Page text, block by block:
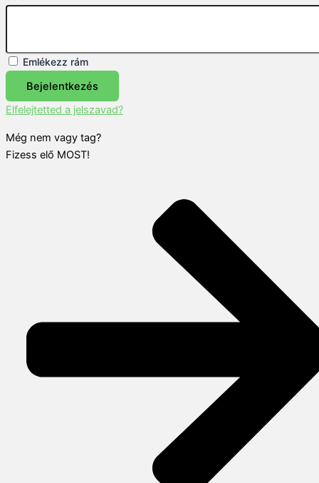
Emlékezz rám
Bejelentkezés
Elfelejtetted a jelszavad?
Még nem vagy tag?
Fizess elő MOST!